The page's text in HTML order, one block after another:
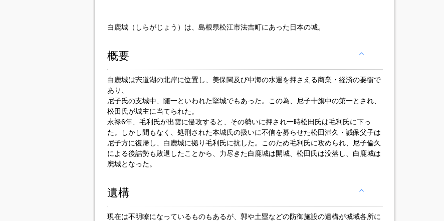
白鹿城（しらがじょう）は、島根県松江市法吉町にあった日本の城。
概要
白鹿城は宍道湖の北岸に位置し、美保関及び中海の水運を押さえる商業・経済の要衝で
あり、
尼子氏の支城中、随一といわれた堅城でもあった。この為、尼子十旗中の第一とされ、
松田氏が城主に当てられた。
永禄6年、毛利氏が出雲に侵攻すると、その勢いに押され一時松田氏は毛利氏に下っ
た。しかし間もなく、処刑された本城氏の扱いに不信を募らせた松田満久・誠保父子は
尼子方に復帰し、白鹿城に拠り毛利氏に抗した。このため毛利氏に攻められ、尼子倫久
による後詰勢も敗退したことから、力尽きた白鹿城は開城、松田氏は没落し、白鹿城は
廃城となった。
遺構
現在は不明瞭になっているものもあるが、郭や土塁などの防御施設の遺構が城域各所に